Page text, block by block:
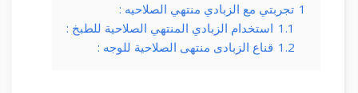
1 تجربتي مع الزبادي منتهي الصلاحيه :
1.1 استخدام الزبادي المنتهي الصلاحية للطبخ :
1.2 قناع الزبادى منتهى الصلاحية للوجه :